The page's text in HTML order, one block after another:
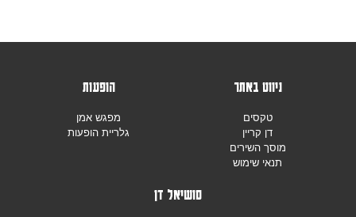
ניווט באתר
טקסים
דן קריין
מוסך השירים
תנאי שימוש
הופעות
מפגש אמן
גלריית הופעות
סושיאל דן